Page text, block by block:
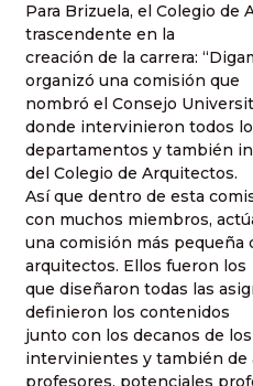
Para Brizuela, el Colegio de
trascendente en la
creación de la carrera:
organizó una comisión que
nombró el Consejo
donde intervinieron todos
departamentos y también
del Colegio de Arquitectos.
Así que dentro de esta
con muchos miembros,
una comisión más pequeña
arquitectos. Ellos fueron los
que diseñaron todas las
definieron los contenidos
junto con los decanos de
intervinientes y también de
profesores, potenciales